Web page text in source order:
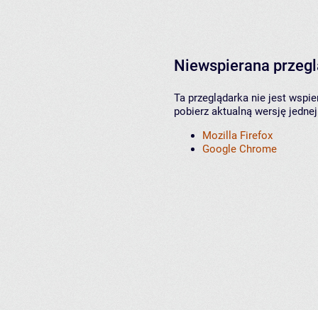
Niewspierana
Ta przeglądarka nie jest
pobierz aktualną wersję
Mozilla Firefox
Google Chrome